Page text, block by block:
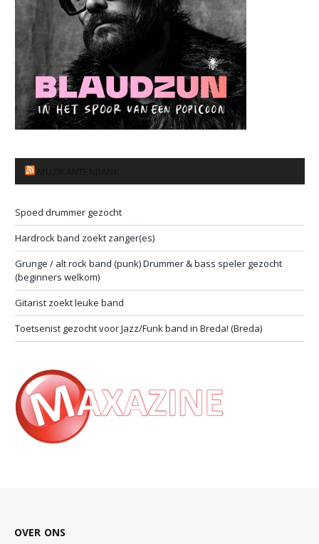
Spoed drummer gezocht
Hardrock band zoekt zanger(es)
Grunge / alt rock band (punk) Drummer & bass speler gezocht
(beginners welkom)
Gitarist zoekt leuke band
Toetsenist gezocht voor Jazz/Funk band in Breda! (Breda)
OVER ONS